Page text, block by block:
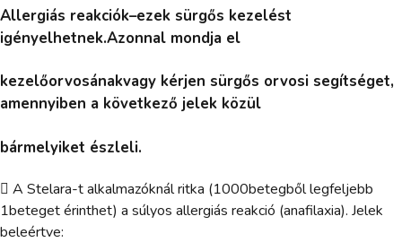
Allergiás reakciók–ezek sürgős kezelést
igényelhetnek.Azonnal mondja el
kezelőorvosánakvagy kérjen sürgős orvosi segítséget,
amennyiben a következő jelek közül
bármelyiket észleli.
 A Stelara-t alkalmazóknál ritka (1000betegből legfeljebb
1beteget érinthet) a súlyos allergiás reakció (anafilaxia). Jelek
beleértve: